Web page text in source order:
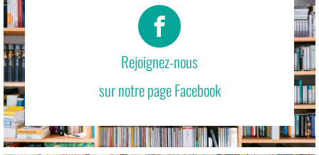
Rejoignez-nous
sur notre page Facebook